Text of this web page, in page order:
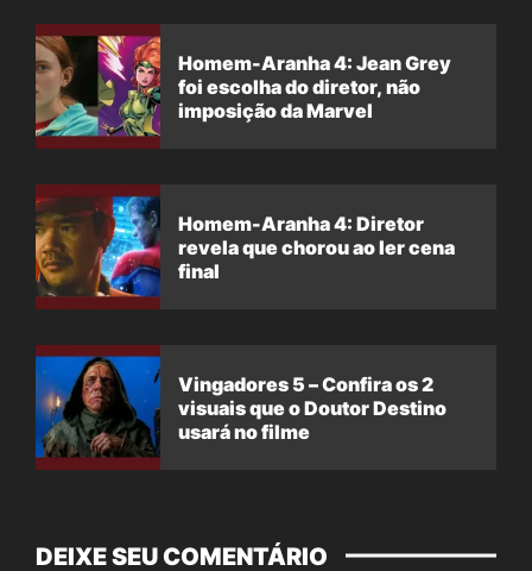
Homem-Aranha 4: Jean Grey
foi escolha do diretor, não
imposição da Marvel
Homem-Aranha 4: Diretor
revela que chorou ao ler cena
final
Vingadores 5 – Confira os 2
visuais que o Doutor Destino
usará no filme
DEIXE SEU COMENTÁRIO